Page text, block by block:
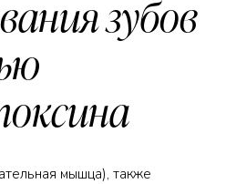
зубов
мышца), также